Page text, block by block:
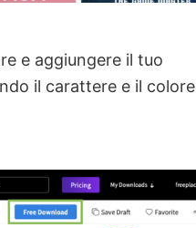
e aggiungere il tuo
il carattere e il colore